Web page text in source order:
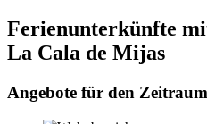
Ferienunterkünfte
La Cala de Mijas
Angebote für den